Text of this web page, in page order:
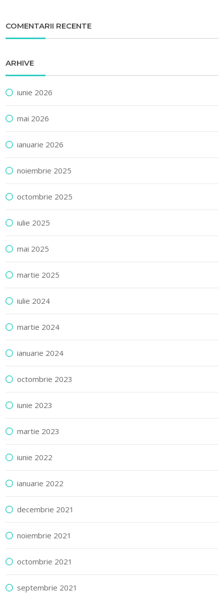
COMENTARII RECENTE
ARHIVE
iunie 2026
mai 2026
ianuarie 2026
noiembrie 2025
octombrie 2025
iulie 2025
mai 2025
martie 2025
iulie 2024
martie 2024
ianuarie 2024
octombrie 2023
iunie 2023
martie 2023
iunie 2022
ianuarie 2022
decembrie 2021
noiembrie 2021
octombrie 2021
septembrie 2021